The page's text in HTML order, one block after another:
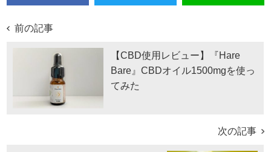
前の記事
【CBD使用レビュー】『Hare
Bare』CBDオイル1500mgを使っ
てみた
次の記事